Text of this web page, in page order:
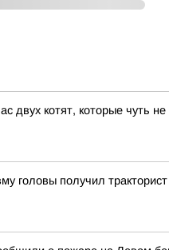
двух котят, которые чуть
головы получил